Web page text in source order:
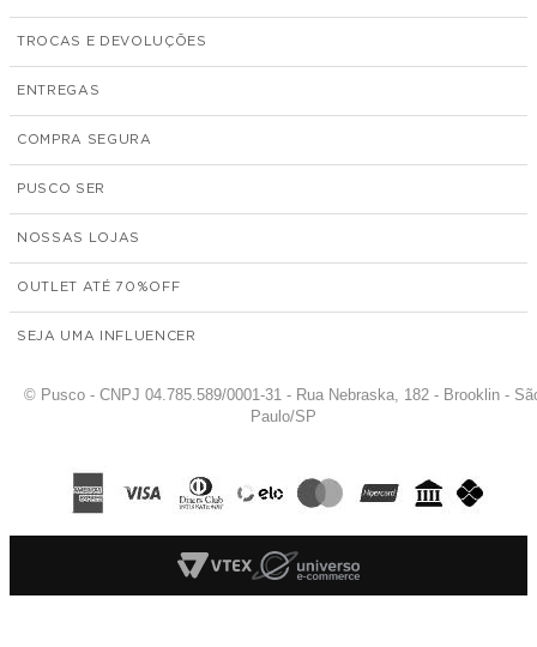
TROCAS E DEVOLUÇÕES
ENTREGAS
COMPRA SEGURA
PUSCO SER
NOSSAS LOJAS
OUTLET ATÉ 70%
SEJA UMA INFLUENCER
© Pusco - CNPJ 04.785.589/0001-31 - Rua Nebraska, 182 - Brooklin -
Paulo/SP